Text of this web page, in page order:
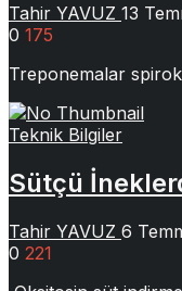
Tahir YAVUZ 13
0 175
Treponemalar
Teknik Bilgiler
Sütçü
Tahir YAVUZ 6
0 221